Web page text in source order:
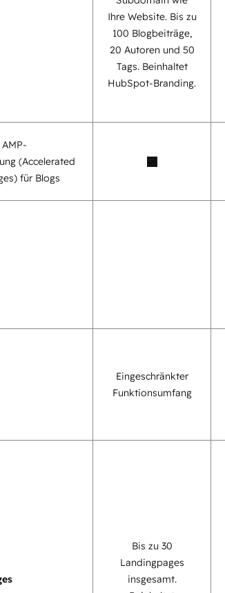
Ihre Website. Bis zu
100 Blogbeiträge,
20 Autoren und 50
Tags. Beinhaltet
HubSpot-Branding.
(Accelerated
für Blogs
Eingeschränkter
Funktionsumfang
Bis zu 30
Landingpages
insgesamt.